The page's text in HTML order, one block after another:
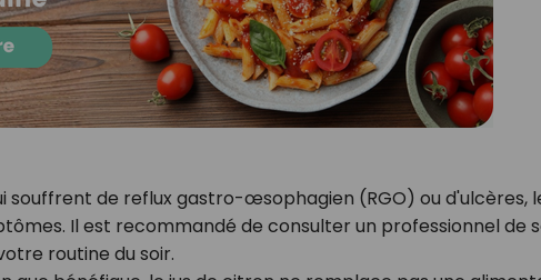
souffrent de reflux gastro-œsophagien (RGO) ou d'ulcères,
Il est recommandé de consulter un professionnel de
routine du soir.